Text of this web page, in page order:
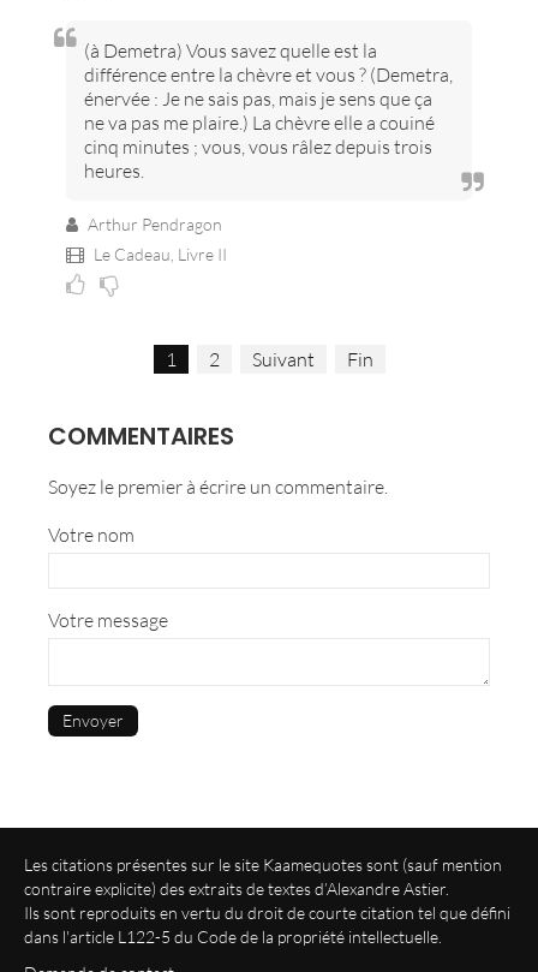
(à Demetra) Vous savez quelle est la
différence entre la chèvre et vous ? (Demetra,
énervée : Je ne sais pas, mais je sens que ça
ne va pas me plaire.) La chèvre elle a couiné
cinq minutes ; vous, vous râlez depuis trois
heures.
Arthur Pendragon
Le Cadeau, Livre II
1 2 Suivant Fin
COMMENTAIRES
Soyez le premier à écrire un commentaire.
Votre nom
Votre message
Les citations présentes sur le site Kaamequotes sont (sauf mention
contraire explicite) des extraits de textes d’Alexandre Astier.
Ils sont reproduits en vertu du droit de courte citation tel que défini
dans l'article L122-5 du Code de la propriété intellectuelle